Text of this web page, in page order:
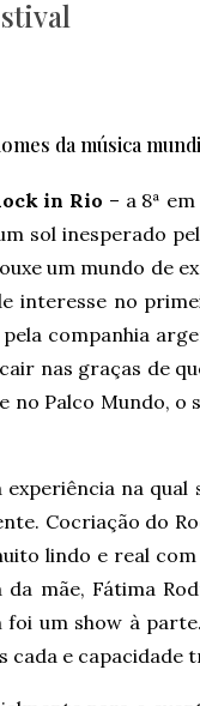
da música
in Rio – a 8ª
sol inesperado
um mundo de
interesse no
companhia
nas graças de
Palco Mundo, o
na
Cocriação do
lindo e real
mãe, Fátima
um show à
cada e capacidade